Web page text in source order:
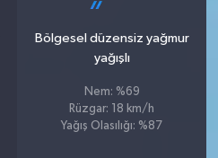
Bölgesel düzensiz yağmur
yağışlı
Nem: %69
Rüzgar: 18 km/h
Yağış Olasılığı: %87